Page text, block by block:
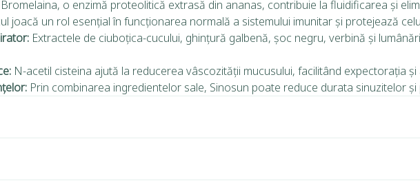
Bromelaina, o enzimă proteolitică extrasă din ananas, contribuie la fluidificarea și
joacă un rol esențial în funcționarea normală a sistemului imunitar și protejează
Extractele de ciuboțica-cucului, ghințură galbenă, șoc negru, verbină și
N-acetil cisteina ajută la reducerea vâscozității mucusului, facilitând expectorația
Prin combinarea ingredientelor sale, Sinosun poate reduce durata sinuzitelor